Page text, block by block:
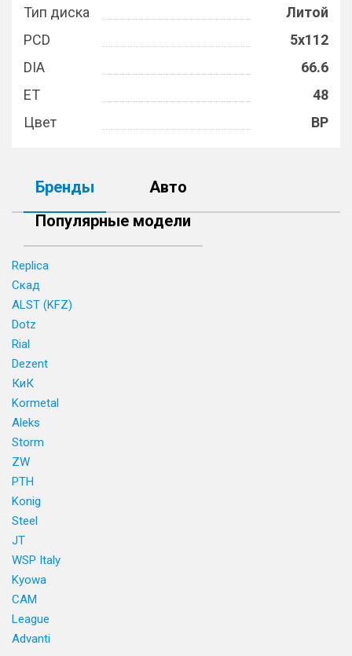
Тип диска
Литой
PCD
5x112
DIA
66.6
ET
48
Цвет
BP
Бренды
Авто
Популярные модели
Replica
Скад
ALST (KFZ)
Dotz
Rial
Dezent
КиК
Kormetal
Aleks
Storm
ZW
PTH
Konig
Steel
JT
WSP Italy
Kyowa
CAM
League
Advanti